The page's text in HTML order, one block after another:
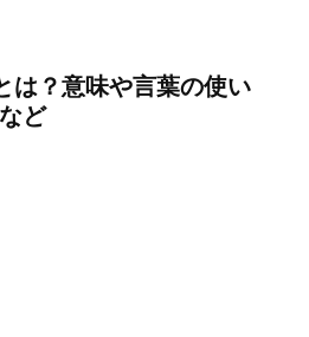
は？意味や言葉の使い
ど